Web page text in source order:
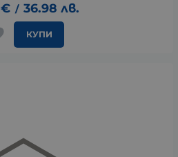
€ / 36.98 лв.
КУПИ